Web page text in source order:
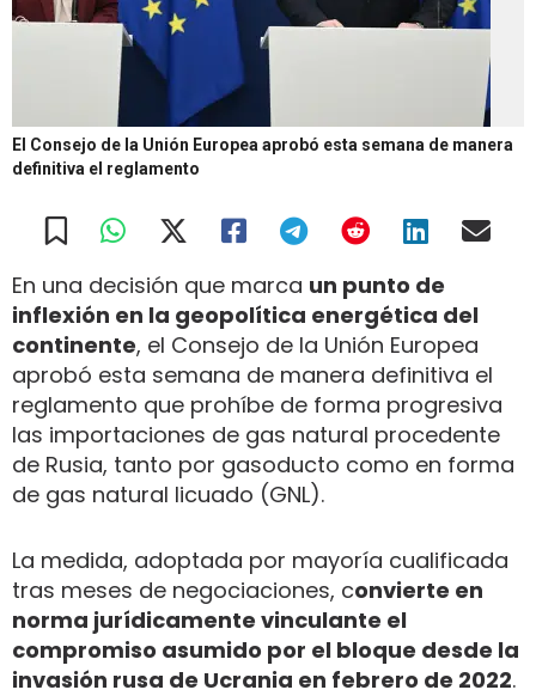
El Consejo de la Unión Europea aprobó esta semana de manera
definitiva el reglamento
En una decisión que marca un punto de
inflexión en la geopolítica energética del
continente, el Consejo de la Unión Europea
aprobó esta semana de manera definitiva el
reglamento que prohíbe de forma progresiva
las importaciones de gas natural procedente
de Rusia, tanto por gasoducto como en forma
de gas natural licuado (GNL).
La medida, adoptada por mayoría cualificada
tras meses de negociaciones, convierte en
norma jurídicamente vinculante el
compromiso asumido por el bloque desde la
invasión rusa de Ucrania en febrero de 2022.